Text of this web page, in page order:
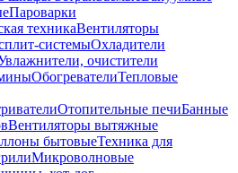
Пароварки
техникаВентиляторы
системыОхладители
очистители
ОбогревателиТепловые
Отопительные печиБанные
Вентиляторы вытяжные
бытовыеТехника для
Микроволновые